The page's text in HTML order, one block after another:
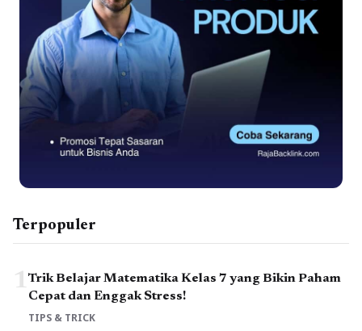
Terpopuler
1Trik Belajar Matematika Kelas 7 yang Bikin Paham
Cepat dan Enggak Stress!
TIPS & TRICK